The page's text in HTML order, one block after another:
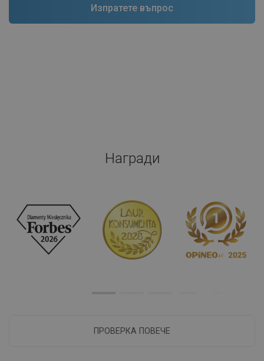
Награди
ПРОВЕРКА ПОВЕЧЕ